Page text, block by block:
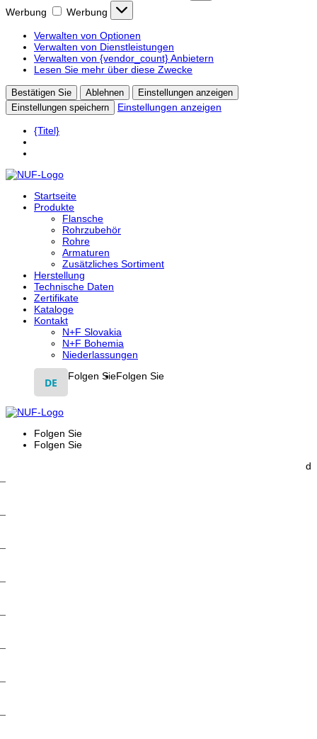
Werbung
Werbung
Verwalten von Optionen
Verwalten von Dienstleistungen
Verwalten von {vendor_count} Anbietern
Lesen Sie mehr über diese Zwecke
Bestätigen Sie Ablehnen
Einstellungen anzeigen
Einstellungen speichern
Einstellungen anzeigen
{Titel}
Startseite
Produkte
Flansche
Rohrzubehör
Rohre
Armaturen
Zusätzliches Sortiment
Herstellung
Technische Daten
Zertifikate
Kataloge
Kontakt
N+F Slovakia
N+F Bohemia
Niederlassungen
DE Folgen SieFolgen Sie
Folgen Sie
Folgen Sie
d